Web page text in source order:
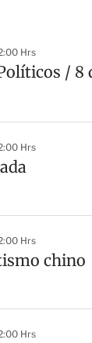
Hrs
/ 8
Hrs
Hrs
chino
Hrs